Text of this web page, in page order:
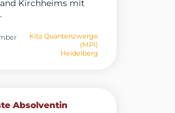
Kirchheims mit
Kita Quantenzwerge
(MPI)
Heidelberg
Absolventin